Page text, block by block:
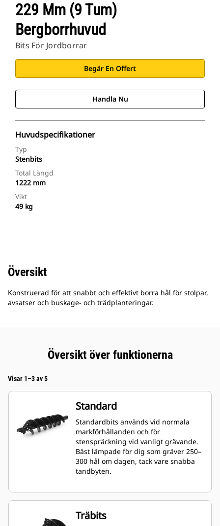
229 Mm (9 Tum)
Bergborrhuvud
Bits För Jordborrar
Begär En Offert
Handla Nu
Huvudspecifikationer
Typ
Stenbits
Total Längd
1222 mm
Vikt
49 kg
Översikt
Konstruerad för att snabbt och effektivt borra hål för stolpar,
avsatser och buskage- och trädplanteringar.
Översikt över funktionerna
Visar 1–3 av 5
Standard
Standardbits används vid normala
markförhållanden och för
stenspräckning vid vanligt grävande.
Bäst lämpade för dig som gräver 250–
300 hål om dagen, tack vare snabba
tandbyten.
Träbits